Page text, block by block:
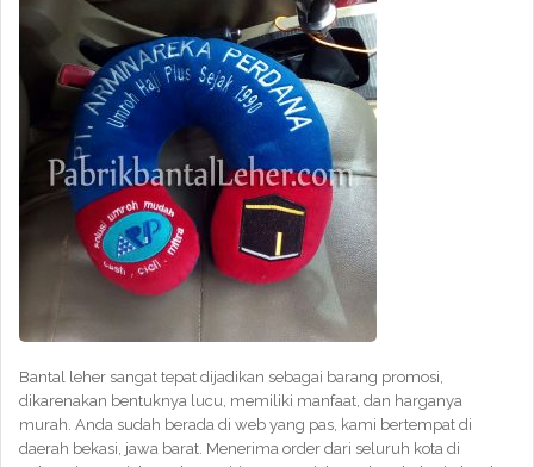
Bantal leher sangat tepat dijadikan sebagai barang promosi,
dikarenakan bentuknya lucu, memiliki manfaat, dan harganya
murah. Anda sudah berada di web yang pas, kami bertempat di
daerah bekasi, jawa barat. Menerima order dari seluruh kota di